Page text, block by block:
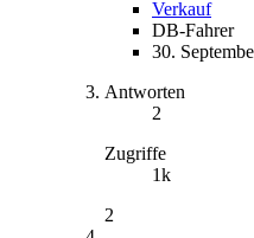
Verkauf
DB-Fahrer
30.
Antworten
2
Zugriffe
1k
2